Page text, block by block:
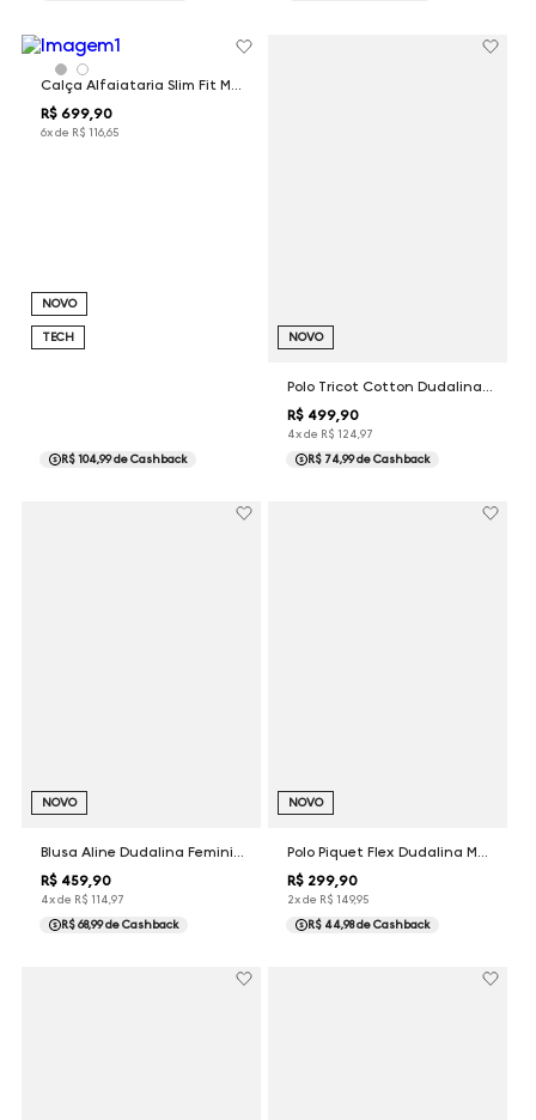
R$ 699 90
6x de R$ 116,65
NOVO
TECH
R$ 104,99de Cashback
R$ 499 90
4x de R$ 124 97
NOVO
R$ 74,99de Cashback
Blusa Aline Dudalina Feminina
R$ 459,90
4x de R$ 114,97
NOVO
R$ 68,99de Cashback
Polo Piquet Flex Dudalina Masculina
R$ 299,90
2x de R$ 149,95
NOVO
R$ 44,98de Cashback